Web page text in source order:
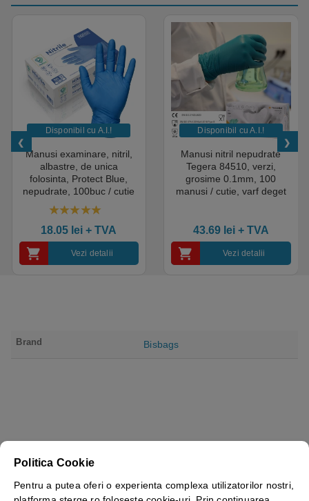
Disponibil cu A.I.​!
Manusi examinare, nitril,
albastre, de unica
folosinta, Protect Blue,
nepudrate, 100buc / cutie
pentru medical, HoReCa,
saloane si domeniul
industrial, calitate premium
18.05 lei + TVA
Vezi detalii
Disponibil cu A.I.​!
Manusi nitril nepudrate
Tegera 84510, verzi,
grosime 0.1mm, 100
manusi / cutie, varf deget
43.69 lei+ TVA
Vezi detalii
Brand Bisbags
Politica Cookie
Pentru a putea oferi o experienta complexa utilizatorilor nostri,